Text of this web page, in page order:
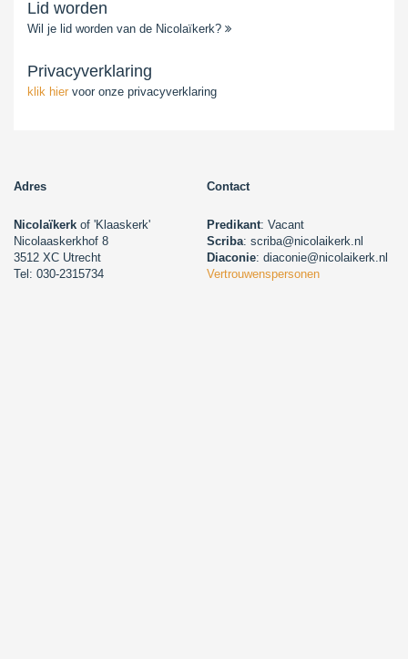
Lid worden
Wil je lid worden van de Nicolaïkerk?
Privacyverklaring
klik hier voor onze privacyverklaring
Adres Contact
Nicolaïkerk of 'Klaaskerk'
Nicolaaskerkhof 8
3512 XC Utrecht
Tel: 030-2315734
Predikant: Vacant
Scriba: scriba@nicolaikerk.nl
Diaconie: diaconie@nicolaikerk.nl
Vertrouwenspersonen